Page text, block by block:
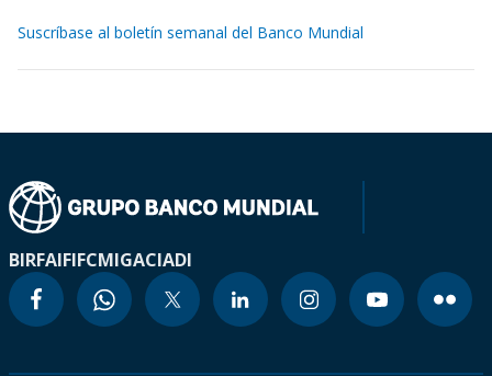
Suscríbase al boletín semanal del Banco Mundial
BIRFAIFIFCMIGACIADI